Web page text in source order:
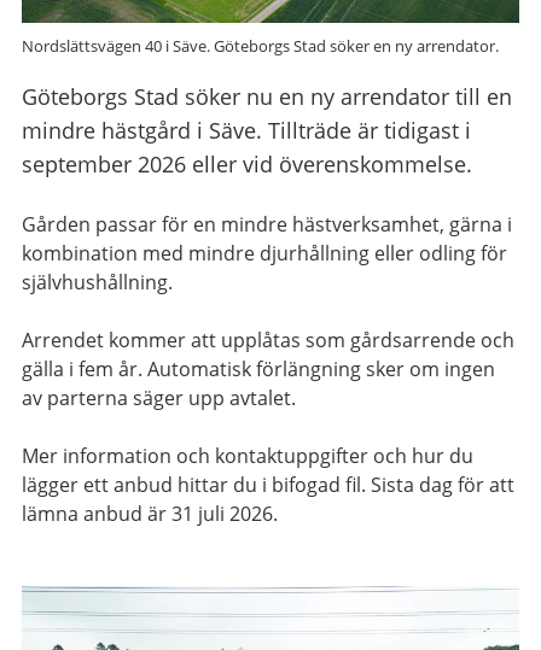
Nordslättsvägen 40 i Säve. Göteborgs Stad söker en ny arrendator.
Göteborgs Stad söker nu en ny arrendator till en
mindre hästgård i Säve. Tillträde är tidigast i
september 2026 eller vid överenskommelse.
Gården passar för en mindre hästverksamhet, gärna i
kombination med mindre djurhållning eller odling för
självhushållning.
Arrendet kommer att upplåtas som gårdsarrende och
gälla i fem år. Automatisk förlängning sker om ingen
av parterna säger upp avtalet.
Mer information och kontaktuppgifter och hur du
lägger ett anbud hittar du i bifogad fil. Sista dag för att
lämna anbud är 31 juli 2026.